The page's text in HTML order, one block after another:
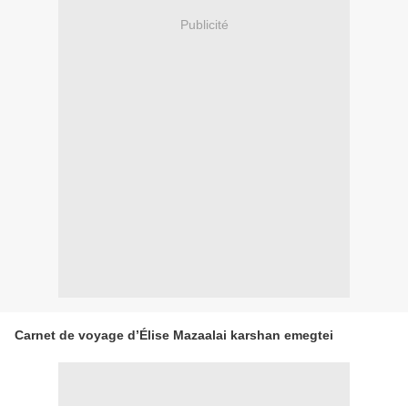
Publicité
Carnet de voyage d’Élise Mazaalai karshan emegtei